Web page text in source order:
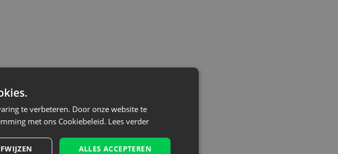
te verbeteren. Door onze website te
met ons Cookiebeleid. Lees verder
ALLES ACCEPTEREN